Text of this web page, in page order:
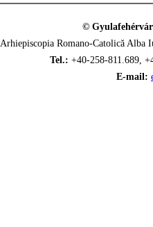
©
Arhiepiscopia Romano-Catolică
Tel.: +40-258-811.689,
E-mail: